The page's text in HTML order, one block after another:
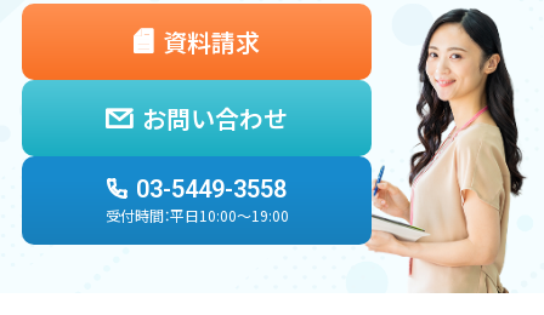
03-5449-3558
受付時間：平日10:00〜19:00
お問い合わせ
資料請求